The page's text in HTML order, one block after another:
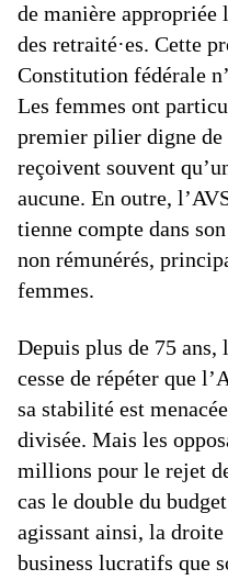
de manière appropriée
des retraité·es. Cette
Constitution fédérale
Les femmes ont
premier pilier digne de
reçoivent souvent
aucune. En outre,
tienne compte dans
non rémunérés,
femmes.
Depuis plus de 75 ans,
cesse de répéter que
sa stabilité est
divisée. Mais les
millions pour le rejet
cas le double du
agissant ainsi, la
business lucratifs que